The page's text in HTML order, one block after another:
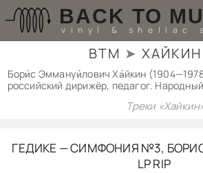
BACK TO
vinyl & shellac
PIEZO
BTM ➤ ХАЙКИН
Бори́с Эммануи́лович Ха́йкин
российский дирижёр, педагог.
Треки
ГЕДИКЕ — СИМФОНИЯ №3,
LP RIP